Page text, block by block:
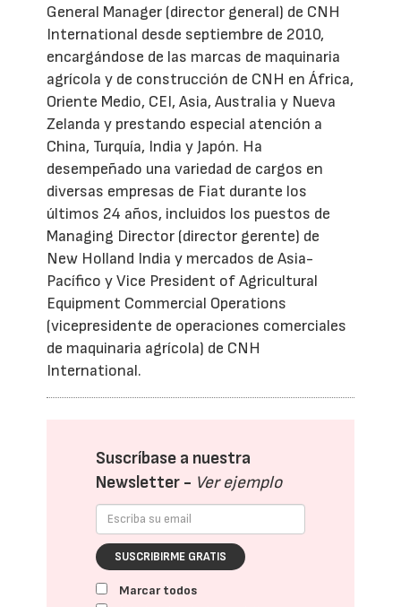
General Manager (director general) de CNH
International desde septiembre de 2010,
encargándose de las marcas de maquinaria
agrícola y de construcción de CNH en África,
Oriente Medio, CEI, Asia, Australia y Nueva
Zelanda y prestando especial atención a
China, Turquía, India y Japón. Ha
desempeñado una variedad de cargos en
diversas empresas de Fiat durante los
últimos 24 años, incluidos los puestos de
Managing Director (director gerente) de
New Holland India y mercados de Asia-
Pacífico y Vice President of Agricultural
Equipment Commercial Operations
(vicepresidente de operaciones comerciales
de maquinaria agrícola) de CNH
International.
Suscríbase a nuestra
Newsletter - Ver ejemplo
SUSCRIBIRME GRATIS
Marcar todos